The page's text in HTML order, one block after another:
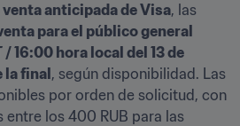
venta anticipada de Visa, las
para el público general
/ 16:00 hora local del 13 de
la final , según disponibilidad. Las
por orden de solicitud, con
los 400 RUB para las